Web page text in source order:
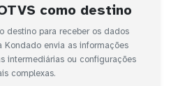
como destino
destino para receber os dados
Kondado envia as informações
intermediárias ou configurações
complexas.